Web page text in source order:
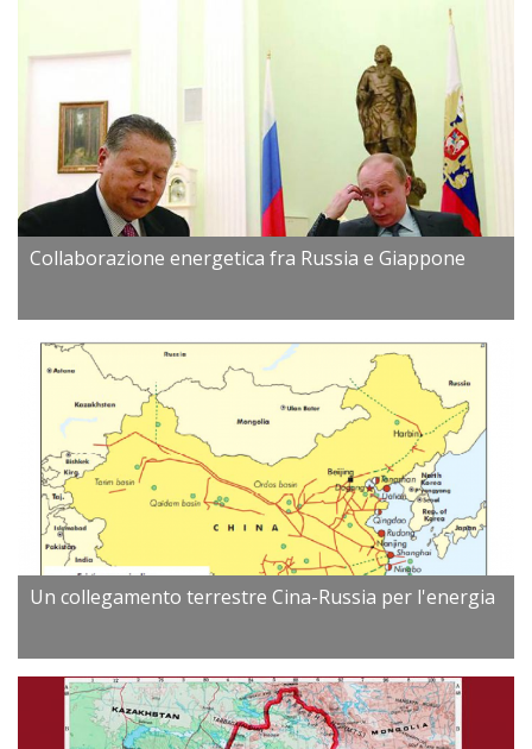
Collaborazione energetica fra Russia e Giappone
Un collegamento terrestre Cina-Russia per l'energia